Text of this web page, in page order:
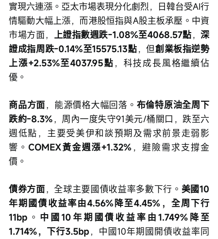
實現六連漲。亞太市場表現分化劇烈，日韓台受AI行
情驅動大幅上漲，而港股恒指與A股主板承壓。中資
市場方面， 上證指數週跌-1.08%至4068.57點， 深
證成指周跌-0.14%至15575.13點，但創業板指逆勢
上漲+2.53%至4037.95點 ，科技成長風格繼續佔
優。
商品方面，能源價格大幅回落。 布倫特原油全周下
跌約-8.3%，周內一度失守91美元/桶關口，跌至六
週低點，主要受美伊和談預期及需求前景走弱影
響。 COMEX黃金週漲+1.32% ，避險需求支撐金
價。
債券方面，全球主要國債收益率多數下行。 美國10
年期國債收益率由4.56%降至4.45%，全周下行
11bp 。 中國10年期國債收益率由1.749%降至
1.714%，下行3.5bp，中國10年期國開債收益率同